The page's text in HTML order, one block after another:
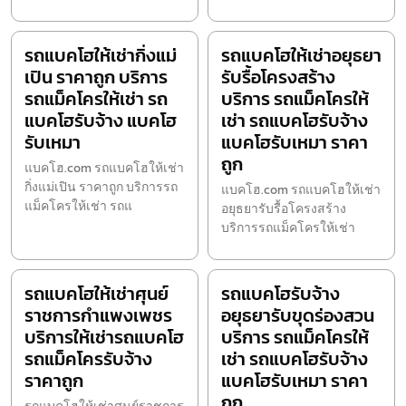
รถแบคโฮให้เช่ากิ่งแม่
เปิน ราคาถูก บริการ
รถแม็คโครให้เช่า รถ
แบคโฮรับจ้าง แบคโฮ
รับเหมา
แบคโฮ.com รถแบคโฮให้เช่า
กิ่งแม่เปิน ราคาถูก บริการรถ
แม็คโครให้เช่า รถแ
รถแบคโฮให้เช่าอยุธยา
รับรื้อโครงสร้าง
บริการ รถแม็คโครให้
เช่า รถแบคโฮรับจ้าง
แบคโฮรับเหมา ราคา
ถูก
แบคโฮ.com รถแบคโฮให้เช่า
อยุธยารับรื้อโครงสร้าง
บริการรถแม็คโครให้เช่า
รถแบคโฮให้เช่าศุนย์
ราชการกำแพงเพชร
บริการให้เช่ารถแบคโฮ
รถแม็คโครรับจ้าง
ราคาถูก
รถแบคโฮรับจ้าง
อยุธยารับขุดร่องสวน
บริการ รถแม็คโครให้
เช่า รถแบคโฮรับจ้าง
แบคโฮรับเหมา ราคา